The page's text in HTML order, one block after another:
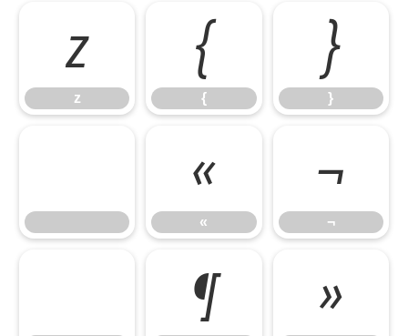
z
z
{
{
}
}
«
«
¬
¬
¶ »